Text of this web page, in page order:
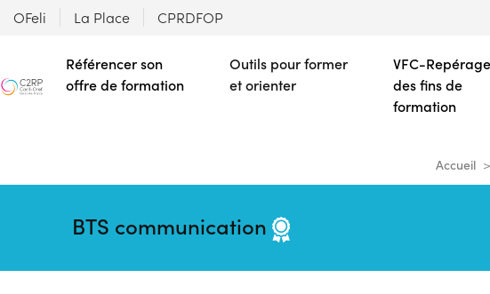
OFeli La Place CPRDFOP
Référencer son
offre de formation
Outils pour former
et orienter
VFC-Repérage
des fins de
formation
Accueil
BTS communication